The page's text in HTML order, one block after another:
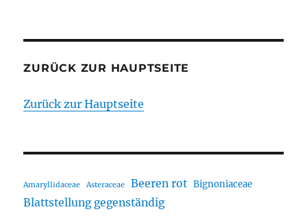
ZURÜCK ZUR HAUPTSEITE
Zurück zur Hauptseite
Amaryllidaceae Asteraceae Beeren rot Bignoniaceae
Blattstellung gegenständig